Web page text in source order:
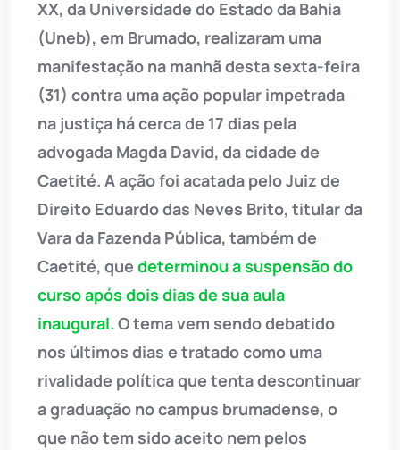
XX, da Universidade do Estado da Bahia
(Uneb), em Brumado, realizaram uma
manifestação na manhã desta sexta-feira
(31) contra uma ação popular impetrada
na justiça há cerca de 17 dias pela
advogada Magda David, da cidade de
Caetité. A ação foi acatada pelo Juiz de
Direito Eduardo das Neves Brito, titular da
Vara da Fazenda Pública, também de
Caetité, que determinou a suspensão do
curso após dois dias de sua aula
inaugural. O tema vem sendo debatido
nos últimos dias e tratado como uma
rivalidade política que tenta descontinuar
a graduação no campus brumadense, o
que não tem sido aceito nem pelos